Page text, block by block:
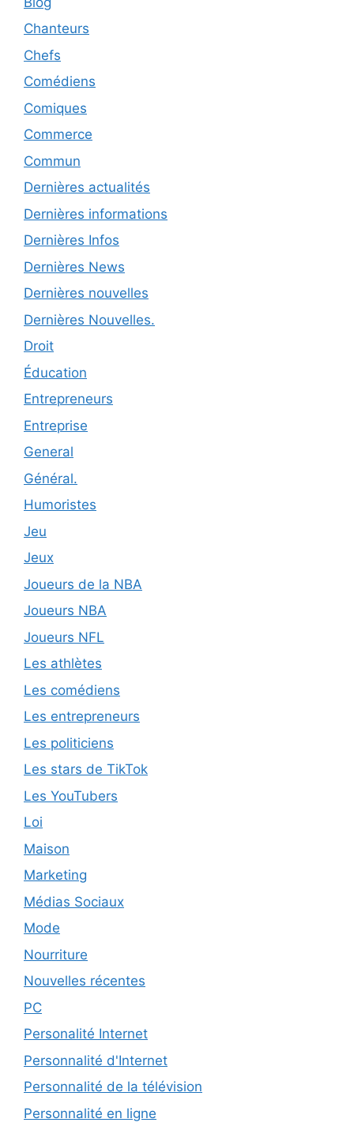
Chanteurs
Chefs
Comédiens
Comiques
Commerce
Commun
Dernières actualités
Dernières informations
Dernières Infos
Dernières News
Dernières nouvelles
Dernières Nouvelles.
Droit
Éducation
Entrepreneurs
Entreprise
General
Général.
Humoristes
Jeu
Jeux
Joueurs de la NBA
Joueurs NBA
Joueurs NFL
Les athlètes
Les comédiens
Les entrepreneurs
Les politiciens
Les stars de TikTok
Les YouTubers
Loi
Maison
Marketing
Médias Sociaux
Mode
Nourriture
Nouvelles récentes
PC
Personalité Internet
Personnalité d'Internet
Personnalité de la télévision
Personnalité en ligne